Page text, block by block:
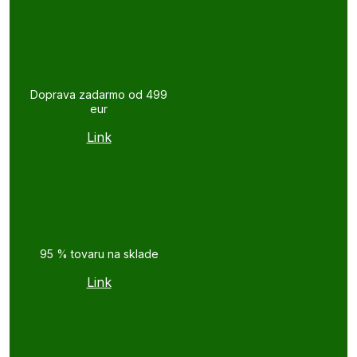
Doprava zadarmo od 499
eur
Link
95 % tovaru na sklade
Link